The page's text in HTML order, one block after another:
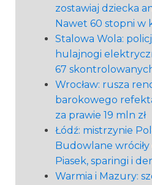
zostawiaj dziecka
Nawet 60 stopni w
Stalowa Wola:
hulajnogi
67
Wrocław: rusza
barokowego
za prawie 19 mln zł
Łódź: mistrzynie
Budowlane
Piasek, sparingi i
Warmia i Mazury: